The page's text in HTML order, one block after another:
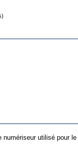
utilisé pour